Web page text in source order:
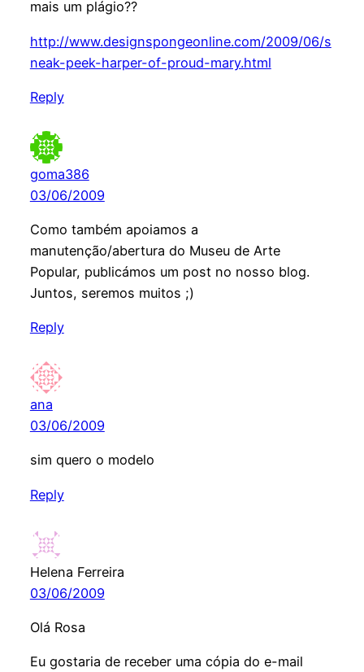
mais um plágio??
http://www.designspongeonline.com/2009/06/s
neak-peek-harper-of-proud-mary.html
Reply
goma386
03/06/2009
Como também apoiamos a
manutenção/abertura do Museu de Arte
Popular, publicámos um post no nosso blog.
Juntos, seremos muitos ;)
Reply
ana
03/06/2009
sim quero o modelo
Reply
Helena Ferreira
03/06/2009
Olá Rosa
Eu gostaria de receber uma cópia do e-mail